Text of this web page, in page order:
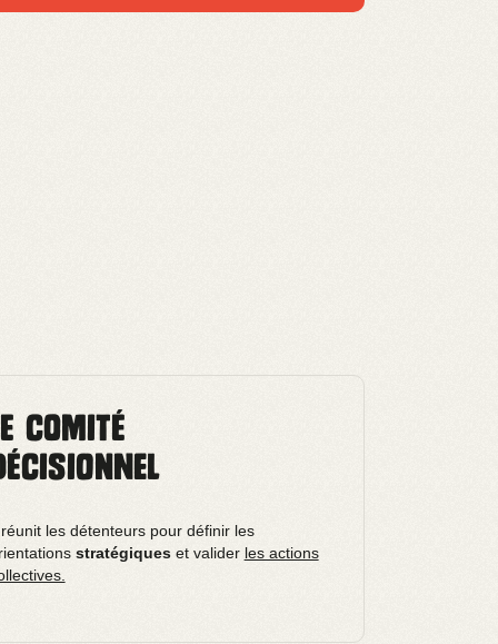
comité
les détenteurs pour définir les
stratégiqueset valider les actions